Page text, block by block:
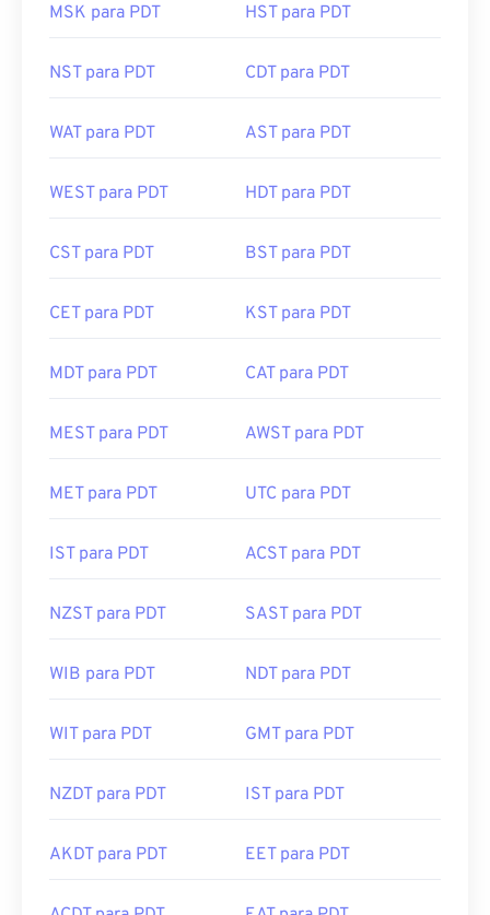
MSK para PDT HST para PDT
NST para PDT CDT para PDT
WAT para PDT AST para PDT
WEST para PDT HDT para PDT
CST para PDT BST para PDT
CET para PDT KST para PDT
MDT para PDT CAT para PDT
MEST para PDT AWST para PDT
MET para PDT UTC para PDT
IST para PDT ACST para PDT
NZST para PDT SAST para PDT
WIB para PDT NDT para PDT
WIT para PDT GMT para PDT
NZDT para PDT IST para PDT
AKDT para PDT EET para PDT